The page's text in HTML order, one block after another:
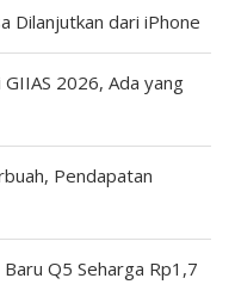
Dilanjutkan dari iPhone
2026, Ada yang
Pendapatan
Q5 Seharga Rp1,7